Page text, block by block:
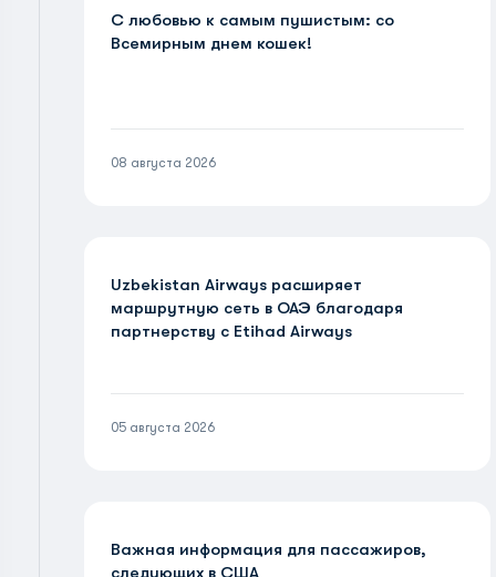
С любовью к самым пушистым: со
Всемирным днем кошек!
08 августа 2026
Uzbekistan Airways расширяет
маршрутную сеть в ОАЭ благодаря
партнерству с Etihad Airways
05 августа 2026
Важная информация для пассажиров,
следующих в США